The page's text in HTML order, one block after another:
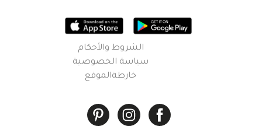
الشروط والأحكام
سياسة الخصوصية
خارطةالموقع